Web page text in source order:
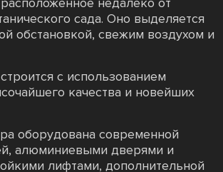
сада. Оно выделяется
обстановкой, свежим воздухом и
с использованием
качества и новейших
оборудована современной
алюминиевыми дверями и
лифтами, дополнительной